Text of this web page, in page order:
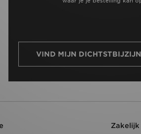
VIND MIJN
Zakelijk